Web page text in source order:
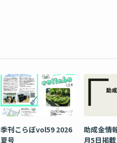
季刊こらぼvol59 2026
夏号
助成金情
月5日掲